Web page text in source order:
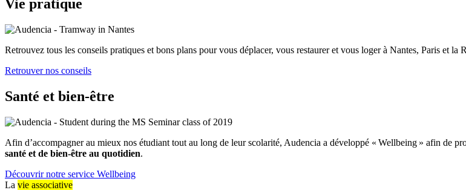
Vie pratique
Retrouvez tous les conseils pratiques et bons plans pour vous déplacer, vous restaurer et vous loger à Nantes, Paris et la
Retrouver nos conseils
Santé et bien-être
Afin d’accompagner au mieux nos étudiant tout au long de leur scolarité, Audencia a développé « Wellbeing » afin de
santé et de bien-être au quotidien.
Découvrir notre service Wellbeing
La vie associative